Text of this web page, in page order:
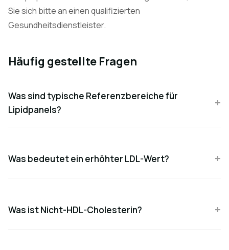
Sie sich bitte an einen qualifizierten
Gesundheitsdienstleister.
Häufig gestellte Fragen
Was sind typische Referenzbereiche für
Lipidpanels?
Was bedeutet ein erhöhter LDL-Wert?
Was ist Nicht-HDL-Cholesterin?